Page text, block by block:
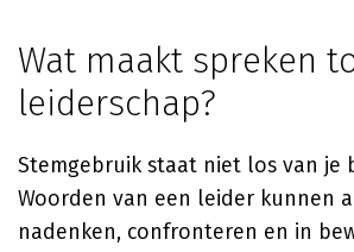
Wat maakt spreken
leiderschap?
Stemgebruik staat niet los van je
Woorden van een leider kunnen
nadenken, confronteren en in